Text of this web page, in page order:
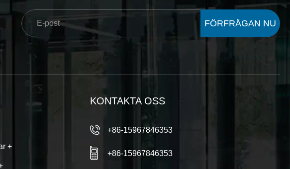
FÖRFRÅGAN NU
+
KONTAKTA OSS
+86-15967846353
+86-15967846353